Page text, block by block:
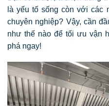
là yếu tố sống còn với các
chuyên nghiệp? Vậy, cần
như thế nào để tối ưu vận
phá ngay!